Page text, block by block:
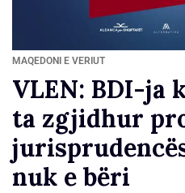
MAQEDONI E VERIUT
VLEN: BDI-ja
ta zgjidhur
nuk e bëri